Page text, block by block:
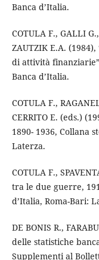
Banca d’Italia.
COTULA F., GALLI
ZAUTZIK E.A.
di attività
Banca d’Italia.
COTULA F.,
CERRITO E. (eds.)
1890- 1936, Collana
Laterza.
COTULA F.,
tra le due guerre,
d’Italia, Roma-Bari:
DE BONIS R.,
delle statistiche
Supplementi al